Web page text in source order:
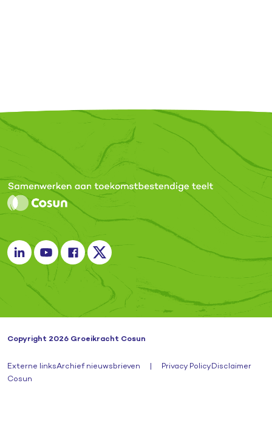
Copyright 2026 Groeikracht Cosun
Externe linksArchief nieuwsbrieven | Privacy PolicyDisclaimer
Cosun